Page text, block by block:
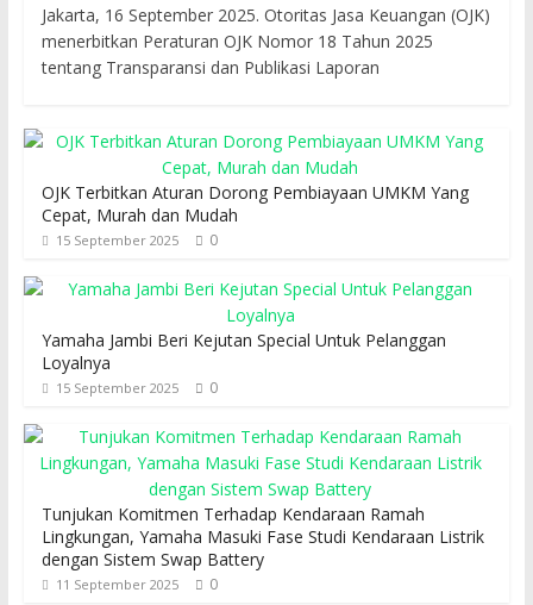
Jakarta, 16 September 2025. Otoritas Jasa Keuangan (OJK)
menerbitkan Peraturan OJK Nomor 18 Tahun 2025
tentang Transparansi dan Publikasi Laporan
OJK Terbitkan Aturan Dorong Pembiayaan UMKM Yang
Cepat, Murah dan Mudah
15 September 2025 0
Yamaha Jambi Beri Kejutan Special Untuk Pelanggan
Loyalnya
15 September 2025 0
Tunjukan Komitmen Terhadap Kendaraan Ramah
Lingkungan, Yamaha Masuki Fase Studi Kendaraan Listrik
dengan Sistem Swap Battery
11 September 2025 0